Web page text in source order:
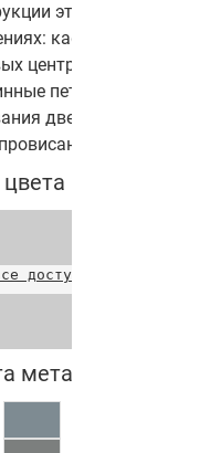
эта модель
кафе, ресторанах,
центрах, вокзалах и
петли обеспечивают
двери в обе стороны,
полотна.
полотен
доступные цвета
металлических